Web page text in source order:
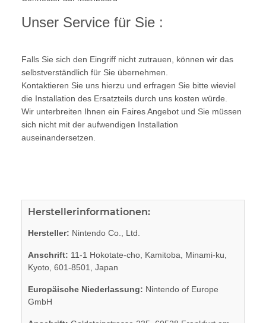
Unser Service für Sie :
Falls Sie sich den Eingriff nicht zutrauen, können wir das
selbstverständlich für Sie übernehmen.
Kontaktieren Sie uns hierzu und erfragen Sie bitte wieviel
die Installation des Ersatzteils durch uns kosten würde.
Wir unterbreiten Ihnen ein Faires Angebot und Sie müssen
sich nicht mit der aufwendigen Installation
auseinandersetzen.
Herstellerinformationen:
Hersteller: Nintendo Co., Ltd.
Anschrift: 11-1 Hokotate-cho, Kamitoba, Minami-ku,
Kyoto, 601-8501, Japan
Europäische Niederlassung: Nintendo of Europe
GmbH